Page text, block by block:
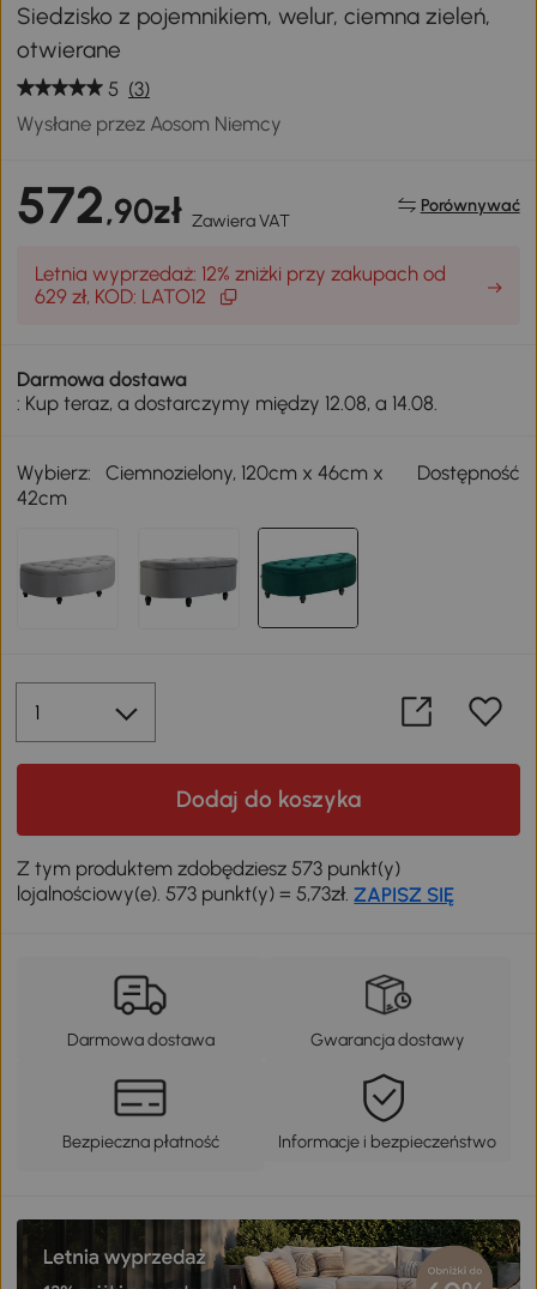
Siedzisko z pojemnikiem, welur, ciemna zieleń,
otwierane
5 (3)
Wysłane przez Aosom Niemcy
572,90zł Zawiera VAT
Porównywać
Letnia wyprzedaż: 12% zniżki przy zakupach od
629 zł, KOD: LATO12
Darmowa dostawa
: Kup teraz, a dostarczymy między 12.08, a 14.08.
Wybierz:
Ciemnozielony, 120cm x 46cm x
42cm
Dostępność
Dodaj do koszyka
Z tym produktem zdobędziesz 573 punkt(y)
lojalnościowy(e). 573 punkt(y) = 5,73zł.ZAPISZ SIĘ
Darmowa dostawa Gwarancja dostawy
Bezpieczna płatność Informacje i bezpieczeństwo